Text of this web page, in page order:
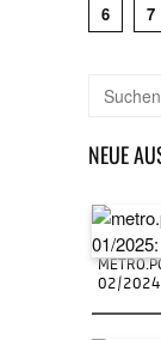
6
7
NEUE
02/2024: